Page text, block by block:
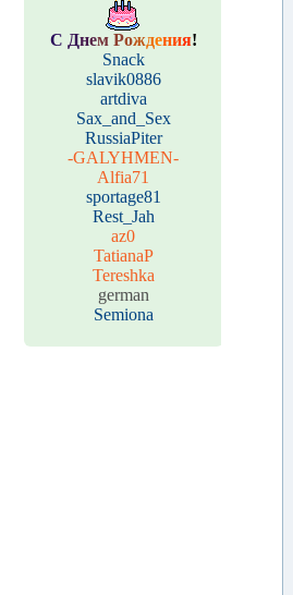
С Днем Рождения!
Snack
slavik0886
artdiva
Sax_and_Sex
RussiaPiter
-GALYHMEN-
Alfia71
sportage81
Rest_Jah
az0
TatianaP
Tereshka
german
Semiona